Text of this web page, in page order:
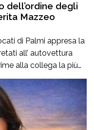
dell’ordine degli
Mazzeo
di Palmi appresa la
all’ autovettura
alla collega la più
inaccettabile,
alla sua proprietà
nostra professione.In
certi di